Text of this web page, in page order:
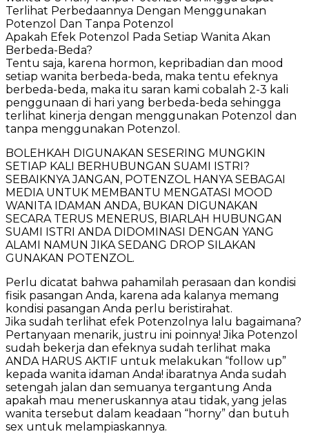
Terlihat Perbedaannya Dengan Menggunakan
Potenzol Dan Tanpa Potenzol
Apakah Efek Potenzol Pada Setiap Wanita Akan
Berbeda-Beda?
Tentu saja, karena hormon, kepribadian dan mood
setiap wanita berbeda-beda, maka tentu efeknya
berbeda-beda, maka itu saran kami cobalah 2-3 kali
penggunaan di hari yang berbeda-beda sehingga
terlihat kinerja dengan menggunakan Potenzol dan
tanpa menggunakan Potenzol.
BOLEHKAH DIGUNAKAN SESERING MUNGKIN
SETIAP KALI BERHUBUNGAN SUAMI ISTRI?
SEBAIKNYA JANGAN, POTENZOL HANYA SEBAGAI
MEDIA UNTUK MEMBANTU MENGATASI MOOD
WANITA IDAMAN ANDA, BUKAN DIGUNAKAN
SECARA TERUS MENERUS, BIARLAH HUBUNGAN
SUAMI ISTRI ANDA DIDOMINASI DENGAN YANG
ALAMI NAMUN JIKA SEDANG DROP SILAKAN
GUNAKAN POTENZOL.
Perlu dicatat bahwa pahamilah perasaan dan kondisi
fisik pasangan Anda, karena ada kalanya memang
kondisi pasangan Anda perlu beristirahat.
Jika sudah terlihat efek Potenzolnya lalu bagaimana?
Pertanyaan menarik, justru ini poinnya! Jika Potenzol
sudah bekerja dan efeknya sudah terlihat maka
ANDA HARUS AKTIF untuk melakukan “follow up”
kepada wanita idaman Anda! ibaratnya Anda sudah
setengah jalan dan semuanya tergantung Anda
apakah mau meneruskannya atau tidak, yang jelas
wanita tersebut dalam keadaan “horny” dan butuh
sex untuk melampiaskannya.